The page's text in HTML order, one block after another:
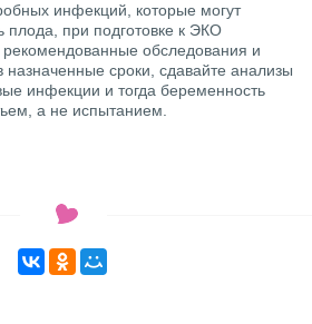
инфекций, которые могут
плода, при подготовке к ЭКО
обследования и
сроки, сдавайте анализы
инфекции и тогда беременность
а не испытанием.